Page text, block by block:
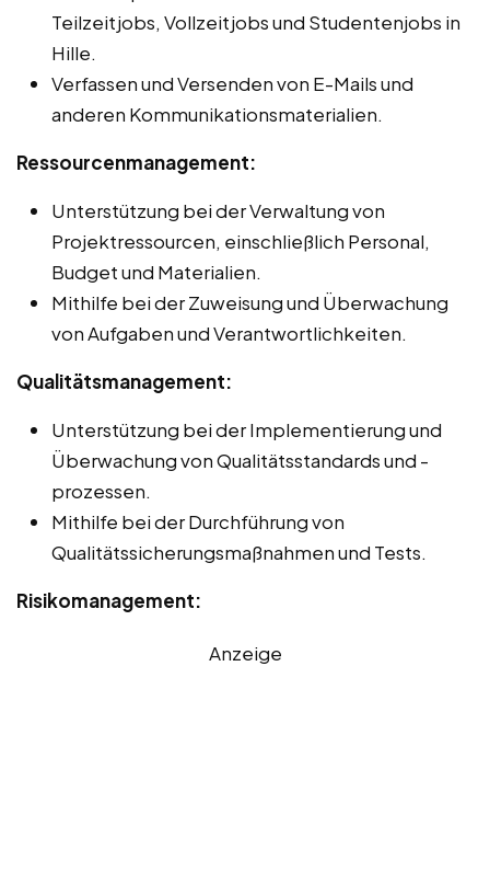
Teilzeitjobs, Vollzeitjobs und Studentenjobs in
Hille.
Verfassen und Versenden von E-Mails und
anderen Kommunikationsmaterialien.
Ressourcenmanagement:
Unterstützung bei der Verwaltung von
Projektressourcen, einschließlich Personal,
Budget und Materialien.
Mithilfe bei der Zuweisung und Überwachung
von Aufgaben und Verantwortlichkeiten.
Qualitätsmanagement:
Unterstützung bei der Implementierung und
Überwachung von Qualitätsstandards und -
prozessen.
Mithilfe bei der Durchführung von
Qualitätssicherungsmaßnahmen und Tests.
Risikomanagement:
Anzeige